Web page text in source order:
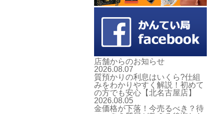
店舗からのお知らせ
2026.08.07
質預かりの利息はいくら?仕組
みをわかりやすく解説！初めて
の方でも安心【北名古屋店】
2026.08.05
金価格が下落！今売るべき？待